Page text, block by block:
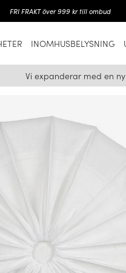
FRI FRAKT över 999 kr till ombud
INOMHUSBELYSNING
Vi expanderar med en